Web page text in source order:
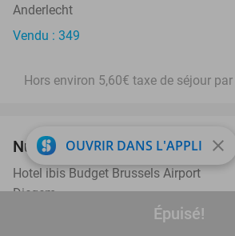
Épuisé!
Anderlecht
Vendu : 349
Hors environ 5,60€ taxe de séjour
Nuit pour 2 + petit-déjeuner à
Hotel ibis Budget Brussels Airport
Diegem
OUVRIR DANS L'APPLI close